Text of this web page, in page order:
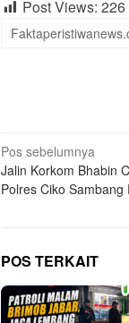
Post Views: 226
Navigasi
pos
Pos sebelumnya
Jalin Korkom Bhabin
Polres Ciko Sambang
POS TERKAIT